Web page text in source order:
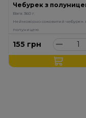
Чебурек з
Вага: 360 г.
Неймовірно соковитий чебурек з
полуницею
155 грн